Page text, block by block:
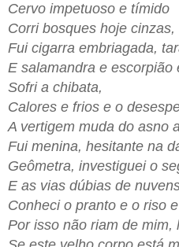
Cervo impetuoso e tímido
Corri bosques hoje
Fui cigarra embriagada,
E salamandra e escorpião
Sofri a chibata,
Calores e frios e o
A vertigem muda do asno
Fui menina, hesitante na
Geômetra, investiguei o
E as vias dúbias de
Conheci o pranto e o riso
Por isso não riam de mim,